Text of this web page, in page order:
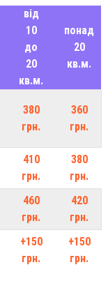
від
10
до
20
кв.м.
понад
20
кв.м.
380
грн.
360
грн.
410
грн.
380
грн.
460
грн.
420
грн.
+150
грн.
+150
грн.